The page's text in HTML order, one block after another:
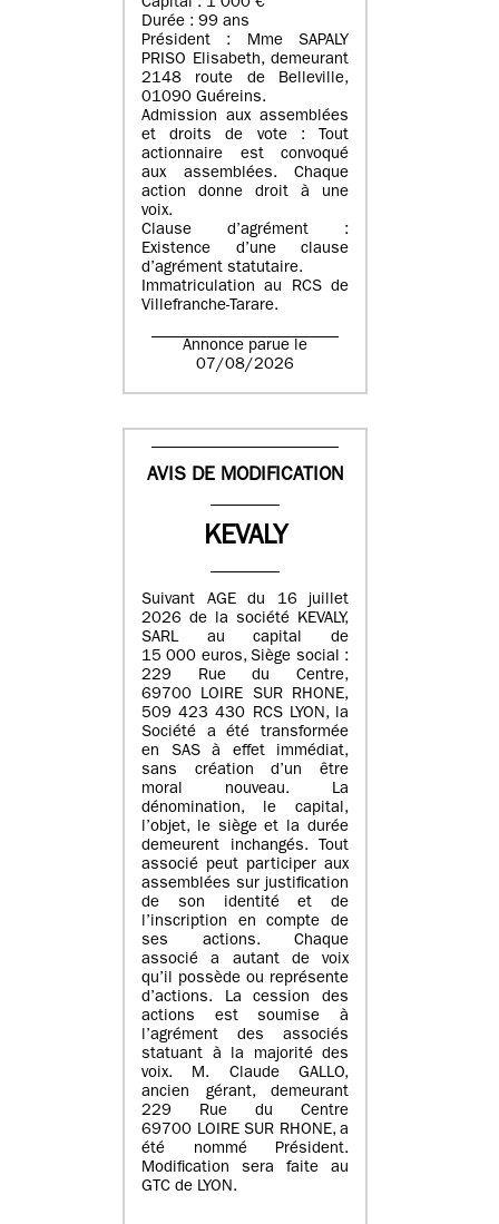
Capital : 1 000 €
Durée : 99 ans
Président : Mme SAPALY
PRISO Elisabeth, demeurant
2148 route de Belleville,
01090 Guéreins.
Admission aux assemblées
et droits de vote : Tout
actionnaire est convoqué
aux assemblées. Chaque
action donne droit à une
voix.
Clause d’agrément :
Existence d’une clause
d’agrément statutaire.
Immatriculation au RCS de
Villefranche-Tarare.
Annonce parue le
07/08/2026
AVIS DE MODIFICATION
KEVALY
Suivant AGE du 16 juillet
2026 de la société KEVALY,
SARL au capital de
15 000 euros, Siège social :
229 Rue du Centre,
69700 LOIRE SUR RHONE,
509 423 430 RCS LYON, la
Société a été transformée
en SAS à effet immédiat,
sans création d’un être
moral nouveau. La
dénomination, le capital,
l’objet, le siège et la durée
demeurent inchangés. Tout
associé peut participer aux
assemblées sur justification
de son identité et de
l’inscription en compte de
ses actions. Chaque
associé a autant de voix
qu’il possède ou représente
d’actions. La cession des
actions est soumise à
l’agrément des associés
statuant à la majorité des
voix. M. Claude GALLO,
ancien gérant, demeurant
229 Rue du Centre
69700 LOIRE SUR RHONE, a
été nommé Président.
Modification sera faite au
GTC de LYON.